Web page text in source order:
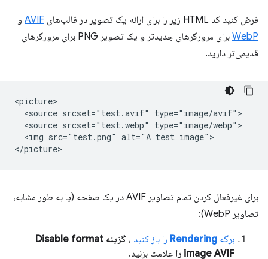
فرض کنید کد HTML زیر را برای ارائه یک تصویر در قالب‌های AVIF و
WebP
برای مرورگرهای جدیدتر و یک تصویر PNG برای مرورگرهای
قدیمی‌تر دارید.
<picture>
  <source srcset="test.avif" type="image/avif">
  <source srcset="test.webp" type="image/webp">
  <img src="test.png" alt="A test image">
برای غیرفعال کردن تمام تصاویر AVIF در یک صفحه (یا به طور مشابه،
تصاویر WebP):
برگه Rendering را باز کنید ،
گزینه Disable format
image AVIF را
علامت بزنید.